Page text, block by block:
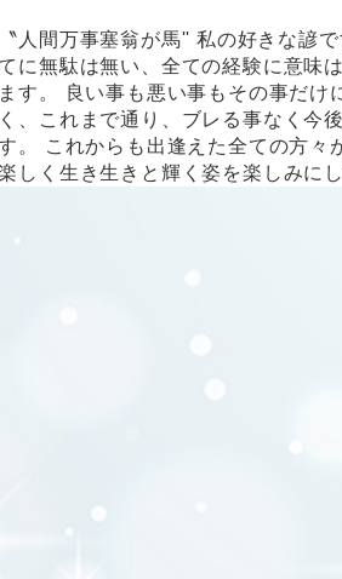
人間万事塞翁が馬'' 私の好きな諺
に無駄は無い、全ての経験に意味
す。 良い事も悪い事もその事だけ
、これまで通り、ブレる事なく今
。 これからも出逢えた全ての方々
しく生き生きと輝く姿を楽しみにし